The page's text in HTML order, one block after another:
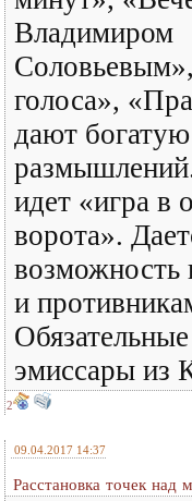
Владимиром
голоса»,
дают
идет «игра в
ворота».
возможность
и
эмиссары из
2
09.04.2017 14:37
Расстановка точек над